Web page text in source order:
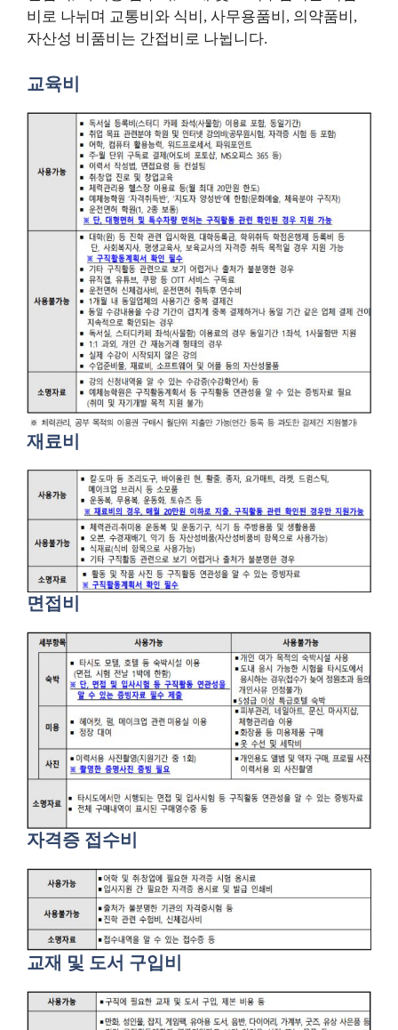
비로 나뉘며 교통비와 식비, 사무용품비, 의약품비,
자산성 비품비는 간접비로 나뉩니다.
교육비
재료비
면접비
자격증 접수비
교재 및 도서 구입비